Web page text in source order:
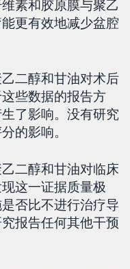
素和胶原膜与聚乙
更有效地减少盆腔
二醇和甘油对术后
些数据的报告方
了影响。没有研究
的影响。
二醇和甘油对临床
这一证据质量极
否比不进行治疗导
报告任何其他干预